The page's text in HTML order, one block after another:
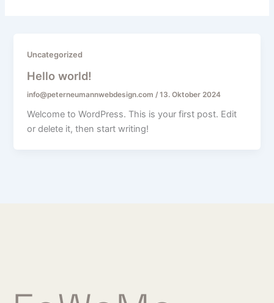
Uncategorized
Hello world!
info@peterneumannwebdesign.com /13. Oktober 2024
Welcome to WordPress. This is your first post. Edit
or delete it, then start writing!